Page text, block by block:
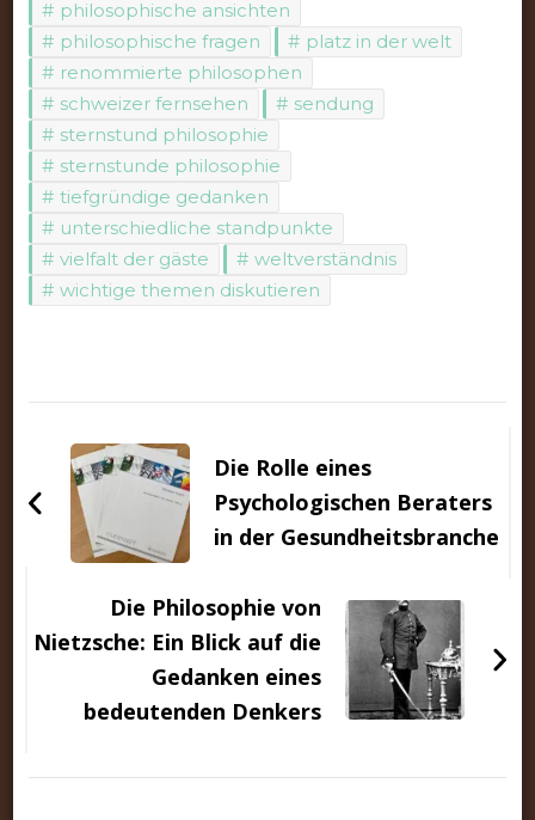
philosophische ansichten
philosophische fragen
platz in der welt
renommierte philosophen
schweizer fernsehen
sendung
sternstund philosophie
sternstunde philosophie
tiefgründige gedanken
unterschiedliche standpunkte
vielfalt der gäste
weltverständnis
wichtige themen diskutieren
Die Rolle eines
Psychologischen Beraters
in der Gesundheitsbranche
Die Philosophie von
Nietzsche: Ein Blick auf die
Gedanken eines
bedeutenden Denkers